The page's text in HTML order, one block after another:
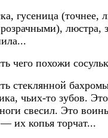
гусеница (точнее,
люстра,
чего похожи
стеклянной
чьих-то зубов.
свесил. Это
их копья торчат...